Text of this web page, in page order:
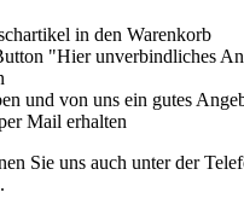
in den Warenkorb
"Hier unverbindliches
und von uns ein gutes
Mail erhalten
Sie uns auch unter der